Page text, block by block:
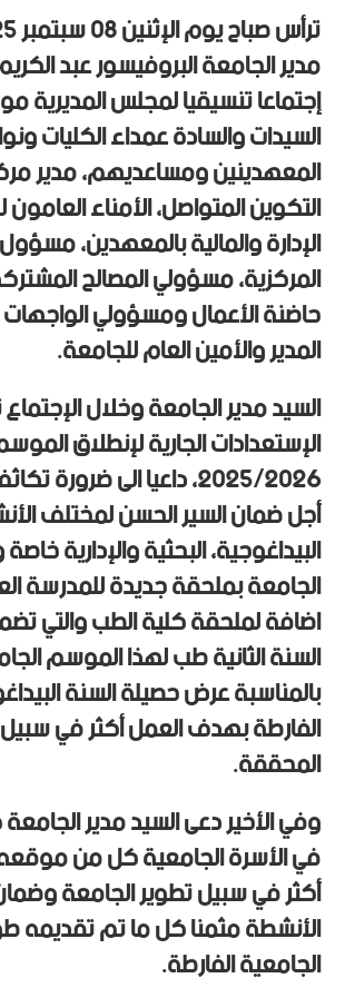
مدير الجامعة البروفيسور عبد
إجتماعا تنسيقيا لمجلس المديرية
السيدات والسادة عمداء الكليات
المعهدينين ومساعديهم، مدير
التكوين المتواصل، الأمناء
الإدارة والمالية بالمعهدين،
المركزية، مسؤولي المصالح
حاضنة الأعمال ومسؤولي
المدير والأمين العام للجامعة.
السيد مدير الجامعة وخلال
الإستعدادات الجارية لإنطلاق
2025/2026، داعيا الى
أجل ضمان السير الحسن لمختلف
البيداغوجية، البحثية والإدارية
الجامعة بملحقة جديدة للمدرسة
اضافة لملحقة كلية الطب والتي
السنة الثانية طب لهذا الموسم
بالمناسبة عرض حصيلة السنة
الفارطة بهدف العمل أكثر في سبيل
المحققة.
وفي الأخير دعى السيد مدير
في الأسرة الجامعية كل من
أكثر في سبيل تطوير الجامعة
الأنشطة مثمنا كل ما تم تقديمه
الجامعية الفارطة.